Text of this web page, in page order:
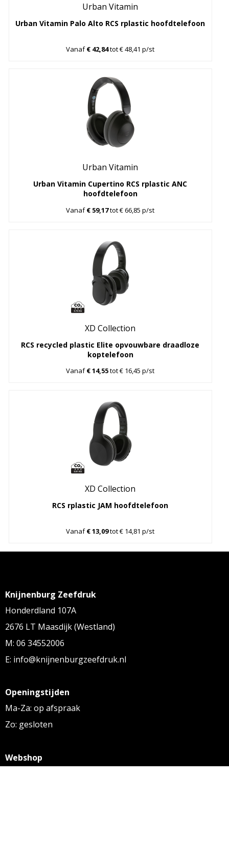
Urban Vitamin
Urban Vitamin Palo Alto RCS rplastic hoofdtelefoon
Vanaf€ 42,84tot € 48,41 p/st
Urban Vitamin
Urban Vitamin Cupertino RCS rplastic ANC
hoofdtelefoon
Vanaf€ 59,17tot € 66,85 p/st
XD Collection
RCS recycled plastic Elite opvouwbare draadloze
koptelefoon
Vanaf€ 14,55tot € 16,45 p/st
XD Collection
RCS rplastic JAM hoofdtelefoon
Vanaf€ 13,09tot € 14,81 p/st
Knijnenburg Zeefdruk
Honderdland 107A
2676 LT Maasdijk (Westland)
M: 06 34552006
E: info@knijnenburgzeefdruk.nl
Openingstijden
Ma-Za: op afspraak
Zo: gesloten
Webshop